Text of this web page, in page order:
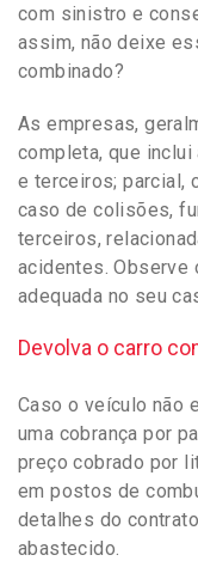
com sinistro e
assim, não deixe
combinado?
As empresas,
completa, que
e terceiros; parcial,
caso de colisões,
terceiros,
acidentes. Observe
adequada no seu
Devolva o carro
Caso o veículo não
uma cobrança por
preço cobrado por
em postos de
detalhes do
abastecido.